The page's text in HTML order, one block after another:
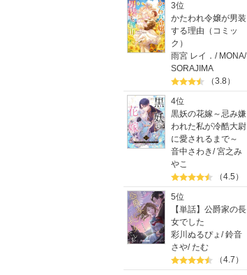
3位
かたわれ令嬢が男装
する理由（コミッ
ク）
雨宮 レイ． / MONA/
SORAJIMA
（3.8）
4位
黒妖の花嫁～忌み嫌
われた私が冷酷大尉
に愛されるまで～
音中さわき/宮之み
やこ
（4.5）
5位
【単話】公爵家の長
女でした
彩川ぬるぴょ /鈴音
さや/たむ
（4.7）